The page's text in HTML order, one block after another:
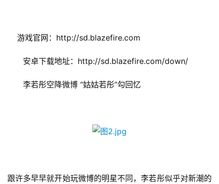
游戏官网：http://sd.blazefire.com
安卓下载地址：http://sd.blazefire.com/down/
李若彤空降微博 “姑姑若彤”勾回忆
跟许多早早就开始玩微博的明星不同，李若彤似乎对新潮的